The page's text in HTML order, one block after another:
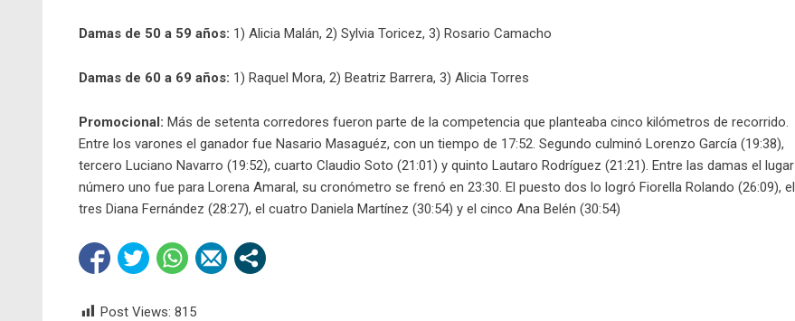
Damas de 50 a 59 años: 1) Alicia Malán, 2) Sylvia Toricez, 3) Rosario Camacho
Damas de 60 a 69 años: 1) Raquel Mora, 2) Beatriz Barrera, 3) Alicia Torres
Promocional: Más de setenta corredores fueron parte de la competencia que planteaba cinco kilómetros de recorrido.
Entre los varones el ganador fue Nasario Masaguéz, con un tiempo de 17:52. Segundo culminó Lorenzo García (19:38),
tercero Luciano Navarro (19:52), cuarto Claudio Soto (21:01) y quinto Lautaro Rodríguez (21:21). Entre las damas el lugar
número uno fue para Lorena Amaral, su cronómetro se frenó en 23:30. El puesto dos lo logró Fiorella Rolando (26:09), el
tres Diana Fernández (28:27), el cuatro Daniela Martínez (30:54) y el cinco Ana Belén (30:54)
Post Views: 815